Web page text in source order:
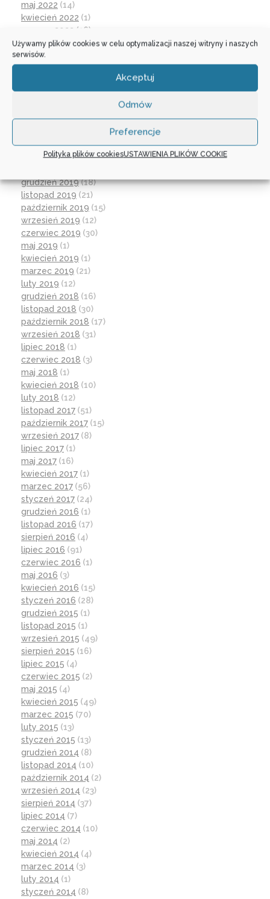
Używamy plików cookies w celu optymalizacji naszej witryny i naszych
serwisów.
Akceptuj
Odmów
Preferencje
Polityka plików cookiesUSTAWIENIA PLIKÓW COOKIE
maj 2022 (14)
kwiecień 2022 (1)
marzec 2022 (16)
październik 2021(2)
wrzesień 2021
czerwiec 2021(27)
czerwiec 2020(19)
kwiecień 2020(1)
luty 2020(10)
grudzień 2019(18)
listopad 2019 (21)
październik 2019 (15)
wrzesień 2019 (12)
czerwiec 2019 (30)
maj 2019 (1)
kwiecień 2019 (1)
marzec 2019 (21)
luty 2019 (12)
grudzień 2018 (16)
listopad 2018 (30)
październik 2018 (17)
wrzesień 2018 (31)
lipiec 2018 (1)
czerwiec 2018 (3)
maj 2018 (1)
kwiecień 2018 (10)
luty 2018 (12)
listopad 2017 (51)
październik 2017 (15)
wrzesień 2017 (8)
lipiec 2017 (1)
maj 2017 (16)
kwiecień 2017 (1)
marzec 2017 (56)
styczeń 2017 (24)
grudzień 2016 (1)
listopad 2016 (17)
sierpień 2016 (4)
lipiec 2016 (91)
czerwiec 2016 (1)
maj 2016 (3)
kwiecień 2016 (15)
styczeń 2016 (28)
grudzień 2015 (1)
listopad 2015 (1)
wrzesień 2015 (49)
sierpień 2015 (16)
lipiec 2015 (4)
czerwiec 2015 (2)
maj 2015 (4)
kwiecień 2015 (49)
marzec 2015 (70)
luty 2015 (13)
styczeń 2015 (13)
grudzień 2014 (8)
listopad 2014 (10)
październik 2014 (2)
wrzesień 2014 (23)
sierpień 2014 (37)
lipiec 2014 (7)
czerwiec 2014 (10)
maj 2014 (2)
kwiecień 2014 (4)
marzec 2014 (3)
luty 2014 (1)
styczeń 2014 (8)